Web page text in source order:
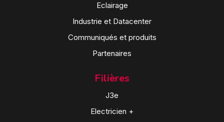
Eclairage
Industrie et Datacenter
Communiqués et produits
Partenaires
Filières
J3e
Electricien +